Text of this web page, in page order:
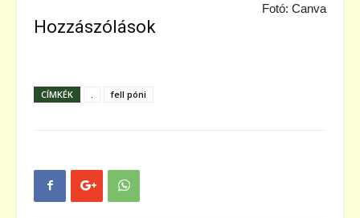
Fotó: Canva
Hozzászólások
CÍMKÉK fell póni